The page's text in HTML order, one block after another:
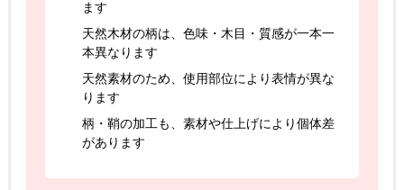
ます
天然木材の柄は、色味・木目・質感が一本一
本異なります
天然素材のため、使用部位により表情が異な
ります
柄・鞘の加工も、素材や仕上げにより個体差
があります